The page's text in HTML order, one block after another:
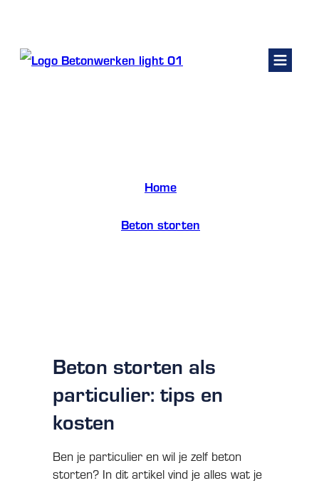
Home
Beton storten
Beton storten als
particulier: tips en
kosten
Ben je particulier en wil je zelf beton
storten? In dit artikel vind je alles wat je